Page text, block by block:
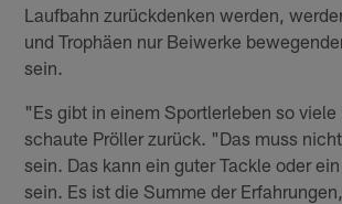
Laufbahn zurückdenken werden,
und Trophäen nur Beiwerke
sein.
"Es gibt in einem Sportlerleben so viele
schaute Pröller zurück. "Das muss
sein. Das kann ein guter Tackle oder
sein. Es ist die Summe der